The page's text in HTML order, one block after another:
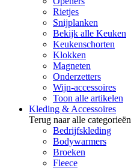
Rietjes
Snijplanken
Bekijk alle Keuken
Keukenschorten
Klokken
Magneten
Onderzetters
Wijn-accessoires
Toon alle artikelen
Kleding & Accessoires
Terug naar alle categorieën
Bedrijfskleding
Bodywarmers
Broeken
Fleece